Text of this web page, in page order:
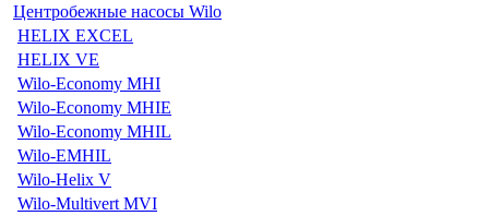
Центробежные насосы Wilo
HELIX EXCEL
HELIX VE
Wilo-Economy MHI
Wilo-Economy MHIE
Wilo-Economy MHIL
Wilo-EMHIL
Wilo-Helix V
Wilo-Multivert MVI